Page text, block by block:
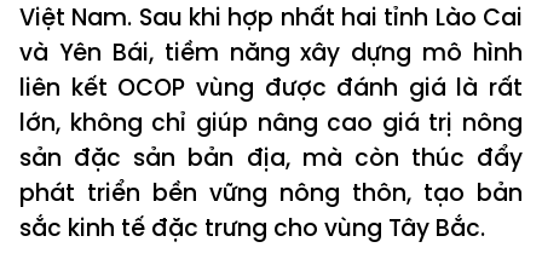
Việt Nam. Sau khi hợp nhất hai tỉnh Lào Cai
và Yên Bái, tiềm năng xây dựng mô hình
liên kết OCOP vùng được đánh giá là rất
lớn, không chỉ giúp nâng cao giá trị nông
sản đặc sản bản địa, mà còn thúc đẩy
phát triển bền vững nông thôn, tạo bản
sắc kinh tế đặc trưng cho vùng Tây Bắc.